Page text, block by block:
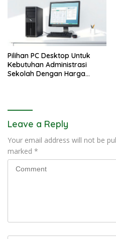
Pilihan PC Desktop Untuk
Kebutuhan Administrasi
Sekolah Dengan Harga
Leave a Reply
Your email address will not be
marked *